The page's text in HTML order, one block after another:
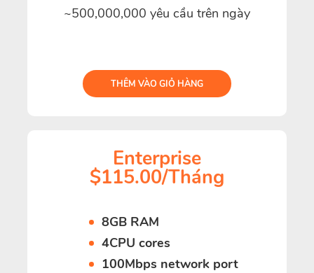
~500,000,000 yêu cầu trên ngày
THÊM VÀO GIỎ HÀNG
Enterprise
$115.00/Tháng
8GB RAM
4CPU cores
100Mbps network port